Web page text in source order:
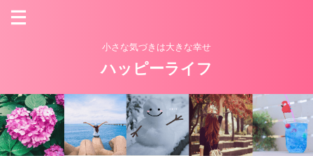
小さな気づきは大きな幸せ
ハッピーライフ